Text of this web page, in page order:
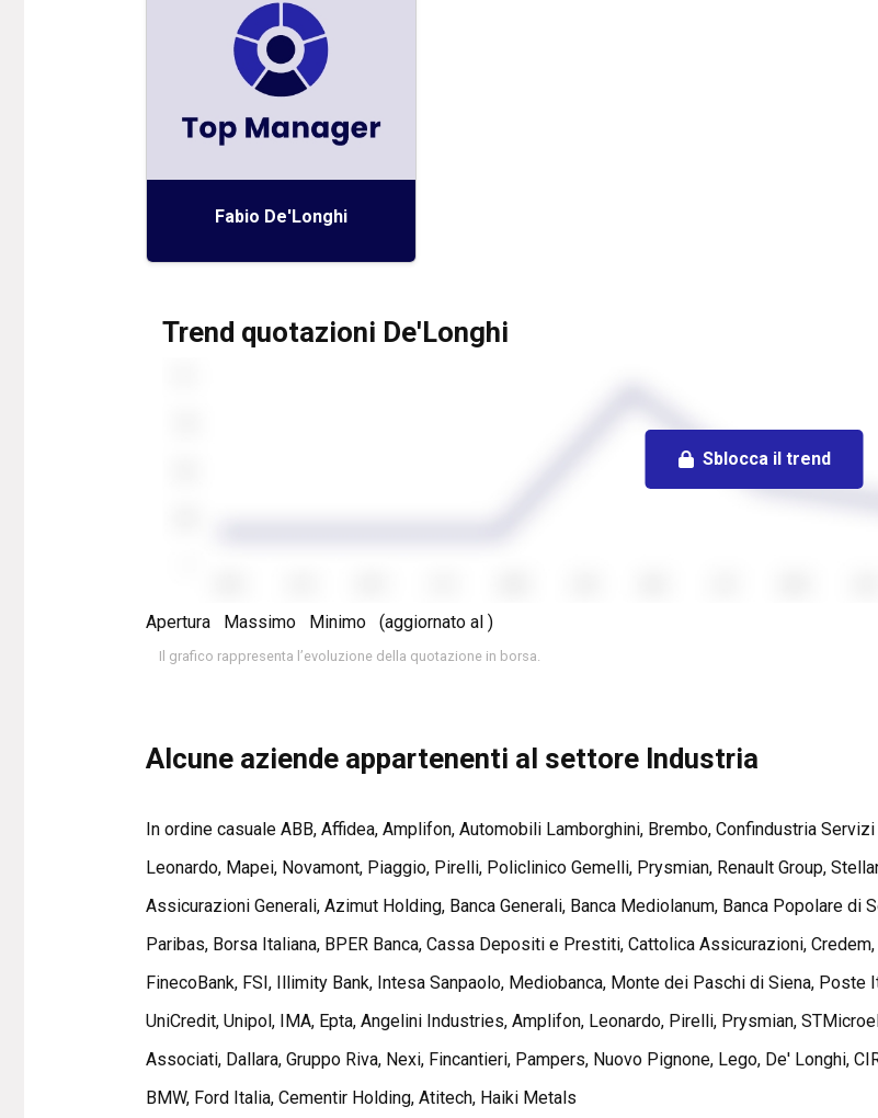
Fabio De'Longhi
Trend quotazioni De'Longhi
Sblocca il trend
Apertura Massimo Minimo (aggiornato al )
Il grafico rappresenta l’evoluzione della quotazione in borsa.
Alcune aziende appartenenti al settore Industria
In ordine casuale ABB, Affidea, Amplifon, Automobili Lamborghini, Brembo, Confindustria
Leonardo, Mapei, Novamont, Piaggio, Pirelli, Policlinico Gemelli, Prysmian, Renault Group,
Assicurazioni Generali, Azimut Holding, Banca Generali, Banca Mediolanum, Banca Popolare di
Paribas, Borsa Italiana, BPER Banca, Cassa Depositi e Prestiti, Cattolica Assicurazioni,
FinecoBank, FSI, Illimity Bank, Intesa Sanpaolo, Mediobanca, Monte dei Paschi di Siena,
UniCredit, Unipol, IMA, Epta, Angelini Industries, Amplifon, Leonardo, Pirelli, Prysmian,
Associati, Dallara, Gruppo Riva, Nexi, Fincantieri, Pampers, Nuovo Pignone, Lego, De' Longhi,
BMW, Ford Italia, Cementir Holding, Atitech, Haiki Metals